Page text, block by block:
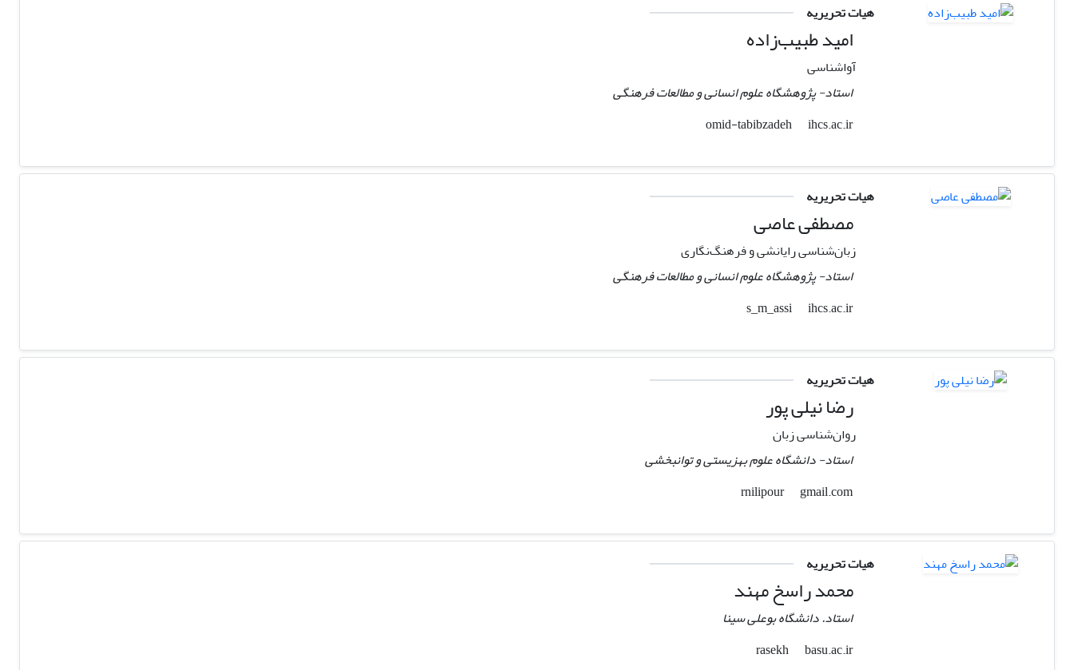
هیات تحریریه
امید طبیب‌زاده
آواشناسی
استاد- پژوهشگاه علوم انسانی و مطالعات فرهنگی
omid-tabibzadeh
ihcs.ac.ir
هیات تحریریه
مصطفی عاصی
زبان‌شناسی رایانشی و فرهنگ‌نگاری
استاد- پژوهشگاه علوم انسانی و مطالعات فرهنگی
s_m_assi
ihcs.ac.ir
هیات تحریریه
رضا نیلی پور
روان‌شناسی زبان
استاد- دانشگاه علوم بهزیستی و توانبخشی
gmail.com
هیات تحریریه
محمد راسخ مهند
استاد. دانشگاه بوعلی سینا
rasekh
basu.ac.ir